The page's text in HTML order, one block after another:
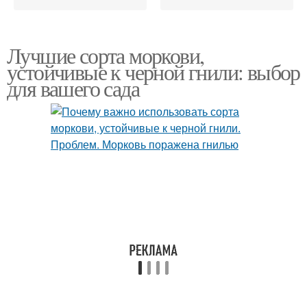
Лучшие сорта моркови,
устойчивые к черной гнили: выбор
для вашего сада